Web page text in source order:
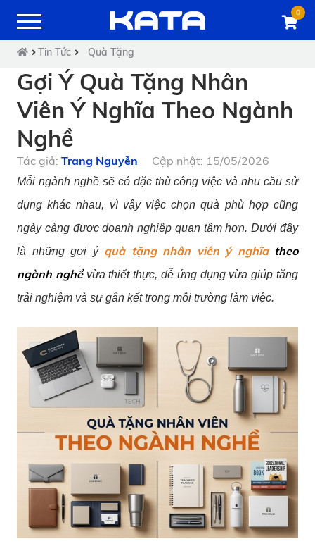
0
Tin Tức Quà Tặng
Gợi Ý Quà Tặng Nhân
Viên Ý Nghĩa Theo Ngành
Nghề
Tác giả: Trang Nguyễn Cập nhật: 15/05/2026
Mỗi ngành nghề sẽ có đặc thù công việc và nhu cầu sử
dụng khác nhau, vì vậy việc chọn quà phù hợp cũng
ngày càng được doanh nghiệp quan tâm hơn. Dưới đây
là những gợi ý quà tặng nhân viên ý nghĩa theo
ngành nghề vừa thiết thực, dễ ứng dụng vừa giúp tăng
trải nghiệm và sự gắn kết trong môi trường làm việc.